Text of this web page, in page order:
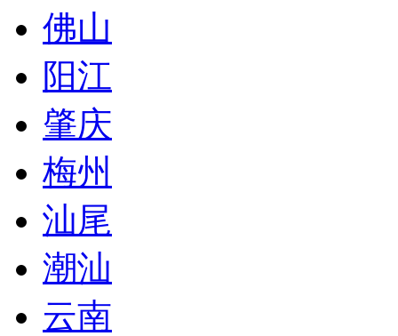
佛山
阳江
肇庆
梅州
汕尾
潮汕
云南